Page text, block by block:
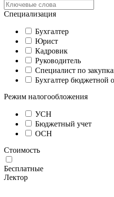
Специализация
Бухгалтер
Юрист
Кадровик
Руководитель
Специалист по
Бухгалтер бюджетной
Режим налогообложения
УСН
Бюджетный учет
ОСН
Стоимость
Бесплатные
Лектор